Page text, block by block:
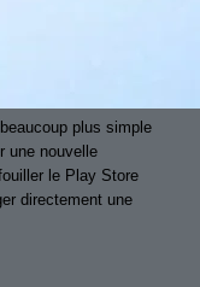
plus simple
une nouvelle
le Play Store
directement une